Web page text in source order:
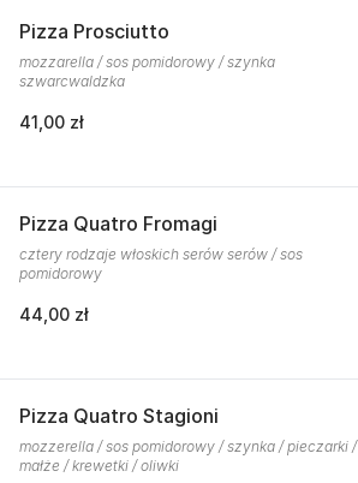
Pizza Prosciutto
mozzarella / sos pomidorowy / szynka
szwarcwaldzka
41,00 zł
Pizza Quatro Fromagi
cztery rodzaje włoskich serów serów / sos
pomidorowy
44,00 zł
Pizza Quatro Stagioni
mozzerella / sos pomidorowy / szynka / pieczarki /
małże / krewetki / oliwki